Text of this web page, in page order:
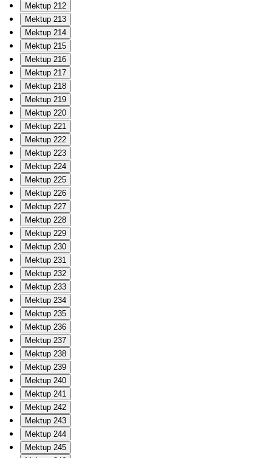
Mektup 212
Mektup 213
Mektup 214
Mektup 215
Mektup 216
Mektup 217
Mektup 218
Mektup 219
Mektup 220
Mektup 221
Mektup 222
Mektup 223
Mektup 224
Mektup 225
Mektup 226
Mektup 227
Mektup 228
Mektup 229
Mektup 230
Mektup 231
Mektup 232
Mektup 233
Mektup 234
Mektup 235
Mektup 236
Mektup 237
Mektup 238
Mektup 239
Mektup 240
Mektup 241
Mektup 242
Mektup 243
Mektup 244
Mektup 245